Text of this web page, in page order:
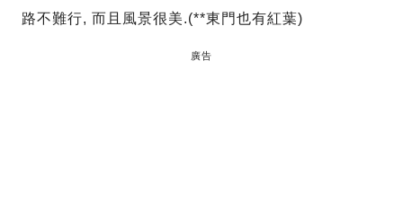
路不難行, 而且風景很美.(**東門也有紅葉)
廣告